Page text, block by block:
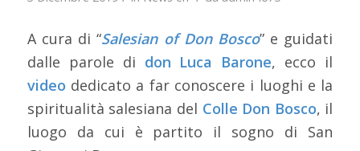
A cura di “Salesian of Don Bosco” e guidati
dalle parole di don Luca Barone, ecco il
video dedicato a far conoscere i luoghi e la
spiritualità salesiana del Colle Don Bosco, il
luogo da cui è partito il sogno di San